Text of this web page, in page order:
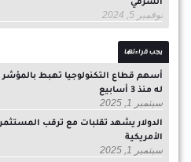
الشرقي
نوفمبر 5, 2024
يجب قراءتها
أسهم قطاع التكنولوجيا تهبط بالمؤشر
له منذ 3 أسابيع
سبتمبر 1, 2025
الدولار يشهد تقلبات مع ترقب
الأمريكية
سبتمبر 1, 2025